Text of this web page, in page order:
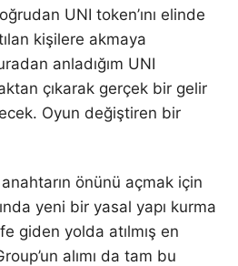
UNI token’ını elinde
kişilere akmaya
anladığım UNI
çıkarak gerçek bir gelir
Oyun değiştiren bir
anahtarın önünü açmak için
yeni bir yasal yapı kurma
giden yolda atılmış en
alımı da tam bu